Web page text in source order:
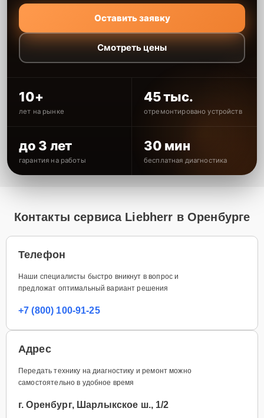
Оставить заявку
Смотреть цены
10+
лет на рынке
45 тыс.
отремонтировано устройств
до 3 лет
гарантия на работы
30 мин
бесплатная диагностика
Контакты сервиса Liebherr в Оренбурге
Телефон
Наши специалисты быстро вникнут в вопрос и
предложат оптимальный вариант решения
+7 (800) 100-91-25
Адрес
Передать технику на диагностику и ремонт можно
самостоятельно в удобное время
г. Оренбург, Шарлыкское ш., 1/2